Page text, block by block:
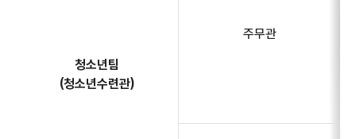
청소년팀
(청소년수련관)
주무관